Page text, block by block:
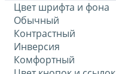
Цвет шрифта и фона
Обычный
Контрастный
Инверсия
Комфортный